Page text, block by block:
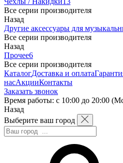
Все серии производителя
Назад
Другие аксессуары для
Все серии производителя
Назад
Прочее6
Все серии производителя
КаталогДоставка и оплата
насАкцииКонтакты
Заказать звонок
Время работы: с 10:00 до 20:00
Назад
Выберите ваш город